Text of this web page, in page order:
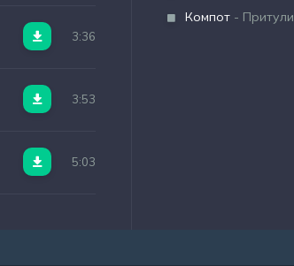
3:36
3:53
5:03
Компот - Притули